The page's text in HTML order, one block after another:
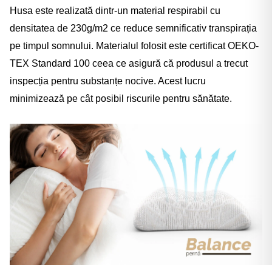
Husa este realizată dintr-un material respirabil cu
densitatea de 230g/m2 ce reduce semnificativ transpirația
pe timpul somnului. Materialul folosit este certificat OEKO-
TEX Standard 100 ceea ce asigură că produsul a trecut
inspecția pentru substanțe nocive. Acest lucru
minimizează pe cât posibil riscurile pentru sănătate.